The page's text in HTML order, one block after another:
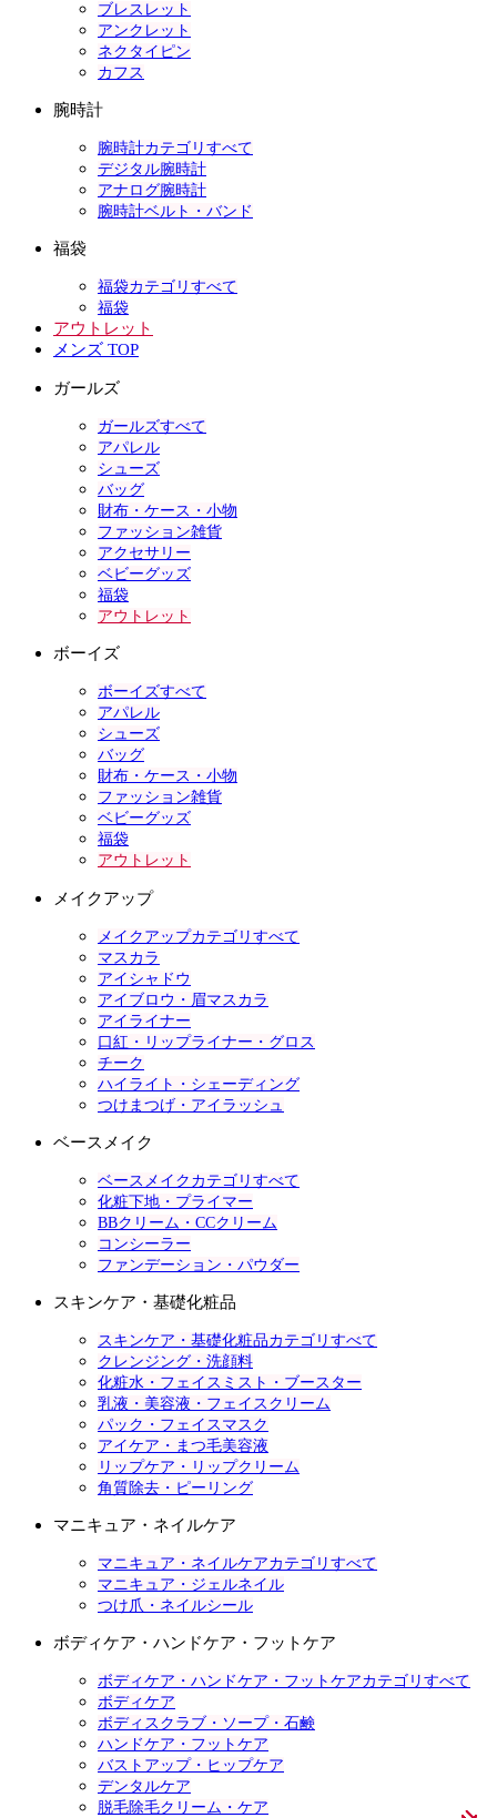
ブレスレット
アンクレット
ネクタイピン
カフス
腕時計
腕時計カテゴリすべて
デジタル腕時計
アナログ腕時計
腕時計ベルト・バンド
福袋
福袋カテゴリすべて
福袋
アウトレット
メンズ TOP
ガールズ
ガールズすべて
アパレル
シューズ
バッグ
財布・ケース・小物
ファッション雑貨
アクセサリー
ベビーグッズ
福袋
アウトレット
ボーイズ
ボーイズすべて
アパレル
シューズ
バッグ
財布・ケース・小物
ファッション雑貨
ベビーグッズ
福袋
アウトレット
メイクアップ
メイクアップカテゴリすべて
マスカラ
アイシャドウ
アイブロウ・眉マスカラ
アイライナー
口紅・リップライナー・グロス
チーク
ハイライト・シェーディング
つけまつげ・アイラッシュ
ベースメイク
ベースメイクカテゴリすべて
化粧下地・プライマー
BBクリーム・CCクリーム
コンシーラー
ファンデーション・パウダー
スキンケア・基礎化粧品
スキンケア・基礎化粧品カテゴリすべて
クレンジング・洗顔料
化粧水・フェイスミスト・ブースター
乳液・美容液・フェイスクリーム
パック・フェイスマスク
アイケア・まつ毛美容液
リップケア・リップクリーム
角質除去・ピーリング
マニキュア・ネイルケア
マニキュア・ネイルケアカテゴリすべて
マニキュア・ジェルネイル
つけ爪・ネイルシール
ボディケア・ハンドケア・フットケア
ボディケア・ハンドケア・フットケアカテゴリすべて
ボディケア
ボディスクラブ・ソープ・石鹸
ハンドケア・フットケア
バストアップ・ヒップケア
デンタルケア
脱毛除毛クリーム・ケア